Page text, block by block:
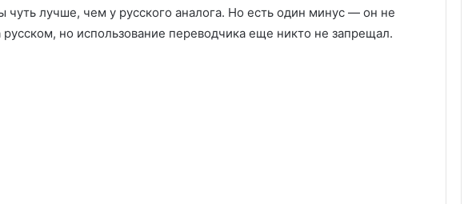
чуть лучше, чем у русского аналога. Но есть один минус — он не
но использование переводчика еще никто не запрещал.